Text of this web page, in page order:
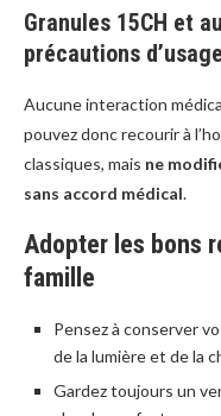
Granules 15CH et
précautions d’usage
Aucune interaction
pouvez donc recourir à
classiques, mais ne
sans accord médical.
Adopter les bons
famille
Pensez à conserver
de la lumière et de la
Gardez toujours un